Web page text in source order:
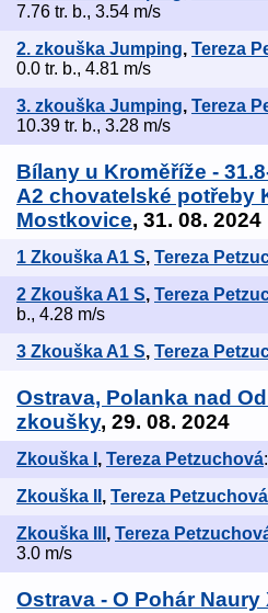
7.76 tr. b., 3.54 m/s
2. zkouška Jumping, Tereza
0.0 tr. b., 4.81 m/s
3. zkouška Jumping, Tereza
10.39 tr. b., 3.28 m/s
Bílany u Kroměříže -
A2 chovatelské potřeby
Mostkovice, 31. 08. 2024
1 Zkouška A1 S, Tereza
2 Zkouška A1 S, Tereza
b., 4.28 m/s
3 Zkouška A1 S, Tereza
Ostrava, Polanka nad
zkoušky, 29. 08. 2024
Zkouška I , Tereza Petzuchová
Zkouška II , Tereza Petzuchová
Zkouška III , Tereza
3.0 m/s
Ostrava - O Pohár Naury